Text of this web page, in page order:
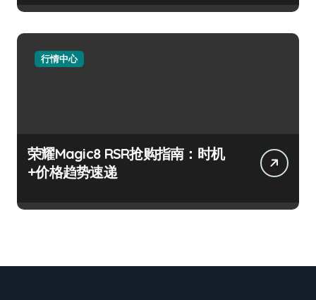
行情中心
荣耀Magic8 RSR抢购指南：时机
+价格趋势速递